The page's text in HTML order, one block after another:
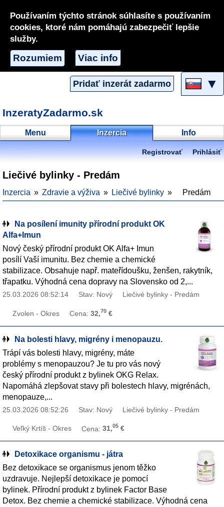
Používaním týchto stránok súhlasíte s používaním
cookies, ktoré nám pomáhajú zabezpečiť lepšie
služby.
Rozumiem Viac info
Pridať inzerát zadarmo ▼
InzeratyZadarmo.sk
Menu Inzercia Info
Registrovať Prihlásiť
Liečivé bylinky - Predám
Inzercia Zdravie a výživa Liečivé bylinky Predám
Na posílení imunity přírodní produkt OK
Alfa+Imun
Nový český přírodní produkt OK Alfa+ Imun
posílí Vaší imunitu. Bez chemie a chemické
stabilizace. Obsahuje např. mateřídoušku, ženšen, rakytník,
třapatku. Výhodná cena dopravy na Slovensko od 2,...
25.03.2026 08:52:14 Stav: Nový Liečivé bylinky - Predám
Zvolen - Okres Cena: 32,70 €
Na bolesti hlavy, migrény i menopauzu.
Trápí vás bolesti hlavy, migrény, máte
problémy s menopauzou? Je tu pro vás nový
český přírodní produkt z bylinek OKG Relax.
Napomáhá zlepšovat stavy při bolestech hlavy, migrénách,
menopauze,...
25.03.2026 08:52:26 Stav: Nový Liečivé bylinky - Predám
Veľký Krtíš - Okres Cena: 31,05 €
Detoxikace organismu - játra
Bez detoxikace se organismus jenom těžko
uzdravuje. Nejlepší detoxikace je pomocí
bylinek. Přírodní produkt z bylinek Factor Base
Detox. Bez chemie a chemické stabilizace. Výhodná cena